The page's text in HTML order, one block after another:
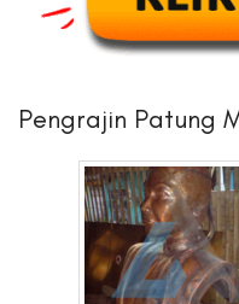
Pengrajin Patung